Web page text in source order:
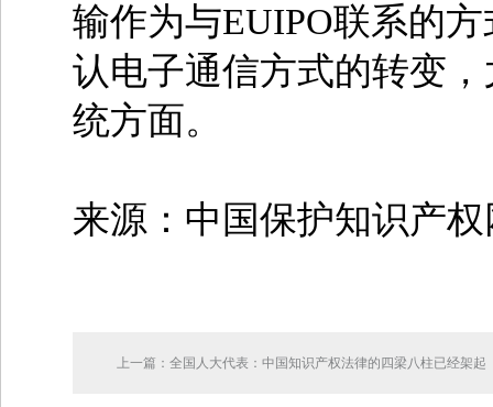
输作为与EUIPO联系的
认电子通信方式的转变
统方面。
来源：中国保护知识产权
上一篇：全国人大代表：中国知识产权法律的四梁八柱已经架起